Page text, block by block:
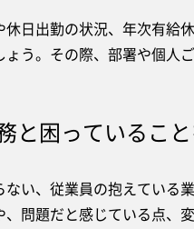
日出勤の状況、年次有給
う。その際、部署や個人
と困っているこ
い、従業員の抱えている
、問題だと感じている点、